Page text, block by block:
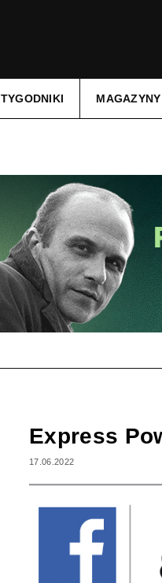
TYGODNIKI MAGAZYNY
Express
17.06.2022